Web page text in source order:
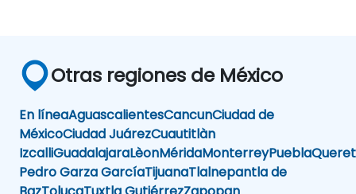
Otras regiones de México
En líneaAguascalientesCancunCiudad de
MéxicoCiudad JuárezCuautitlàn
IzcalliGuadalajaraLèonMéridaMonterreyPuebla
Pedro Garza GarcíaTijuanaTlalnepantla de